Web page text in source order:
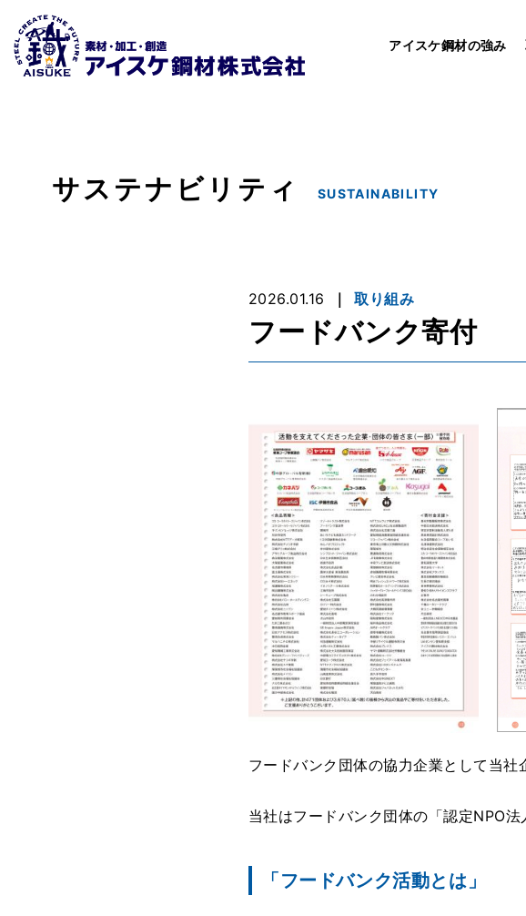
アイスケ鋼材の強み
サステナビリティ SUSTAINABILITY
2026.01.16 取り組み
フードバンク寄付
フードバンク団体の協力企業として当社
当社はフードバンク団体の「認定NPO
「フードバンク活動とは」